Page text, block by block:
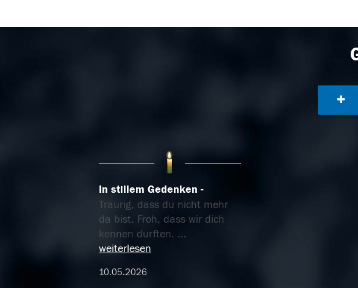
In stillem Gedenken
Traurig, dass du nicht mehr
da bist. Froh, dass wir dich
kennen durften. ...
weiterlesen
10.05.2026